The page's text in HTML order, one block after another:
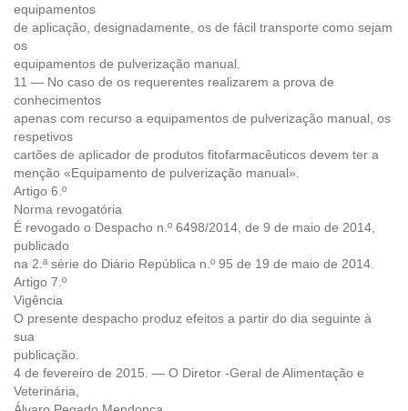
equipamentos
de aplicação, designadamente, os de fácil transporte como sejam
os
equipamentos de pulverização manual.
11 — No caso de os requerentes realizarem a prova de
conhecimentos
apenas com recurso a equipamentos de pulverização manual, os
respetivos
cartões de aplicador de produtos fitofarmacêuticos devem ter a
menção «Equipamento de pulverização manual».
Artigo 6.º
Norma revogatória
É revogado o Despacho n.º 6498/2014, de 9 de maio de 2014,
publicado
na 2.ª série do Diário República n.º 95 de 19 de maio de 2014.
Artigo 7.º
Vigência
O presente despacho produz efeitos a partir do dia seguinte à
sua
publicação.
4 de fevereiro de 2015. — O Diretor -Geral de Alimentação e
Veterinária,